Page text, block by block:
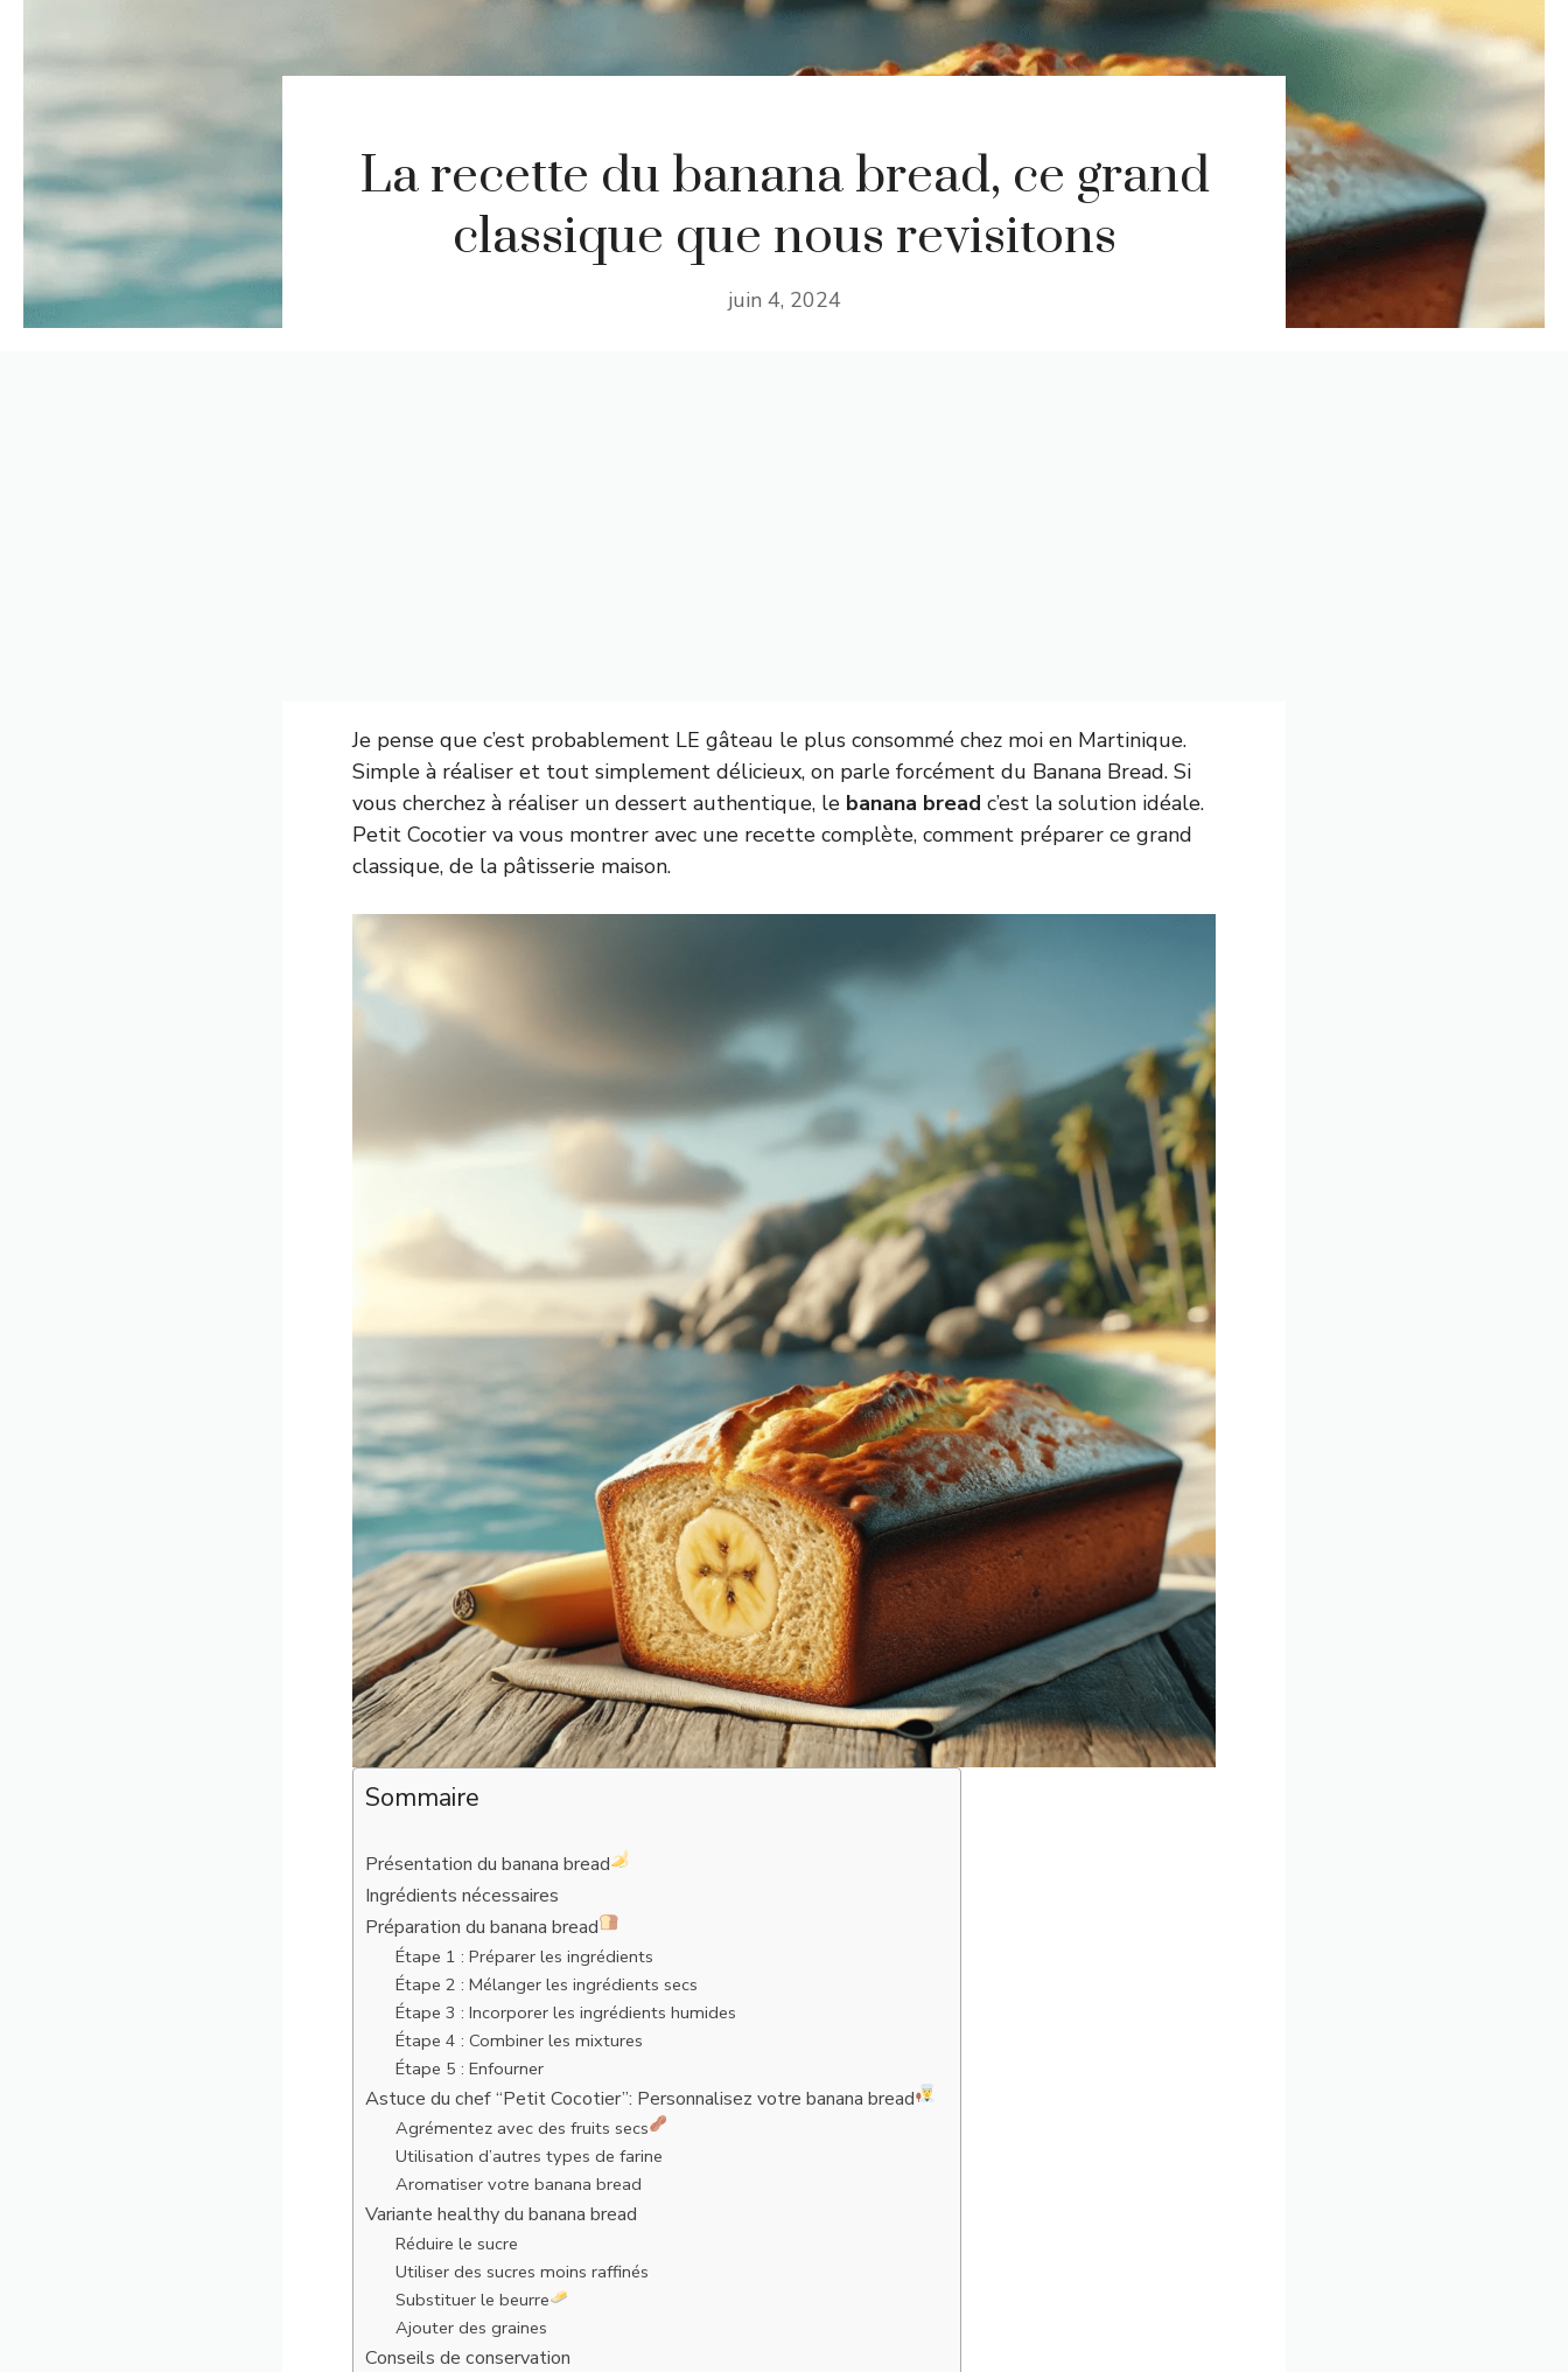
La recette du banana bread, ce grand
classique que nous revisitons
juin 4, 2024
Je pense que c’est probablement LE gâteau le plus consommé chez moi en Martinique.
Simple à réaliser et tout simplement délicieux, on parle forcément du Banana Bread. Si
vous cherchez à réaliser un dessert authentique, le banana bread c’est la solution idéale.
Petit Cocotier va vous montrer avec une recette complète, comment préparer ce grand
classique, de la pâtisserie maison.
Sommaire
Présentation du banana bread
Ingrédients nécessaires
Préparation du banana bread
Étape 1 : Préparer les ingrédients
Étape 2 : Mélanger les ingrédients secs
Étape 3 : Incorporer les ingrédients humides
Étape 4 : Combiner les mixtures
Étape 5 : Enfourner
Astuce du chef “Petit Cocotier”: Personnalisez votre banana bread
Agrémentez avec des fruits secs
Utilisation d’autres types de farine
Aromatiser votre banana bread
Variante healthy du banana bread
Réduire le sucre
Utiliser des sucres moins raffinés
Substituer le beurre
Ajouter des graines
Conseils de conservation